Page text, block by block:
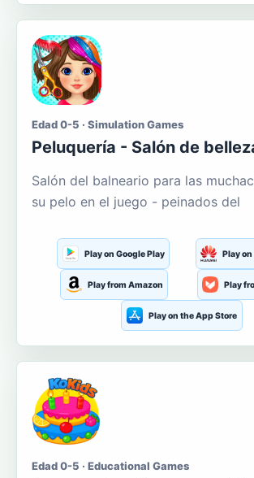
Edad 0-5 · Simulation Games
Peluquería - Salón de
Salón del balneario para las
su pelo en el juego - peinados del
Play on Google Play Play
Play from Amazon Play
Play on the App Store
Edad 0-5 · Educational Games